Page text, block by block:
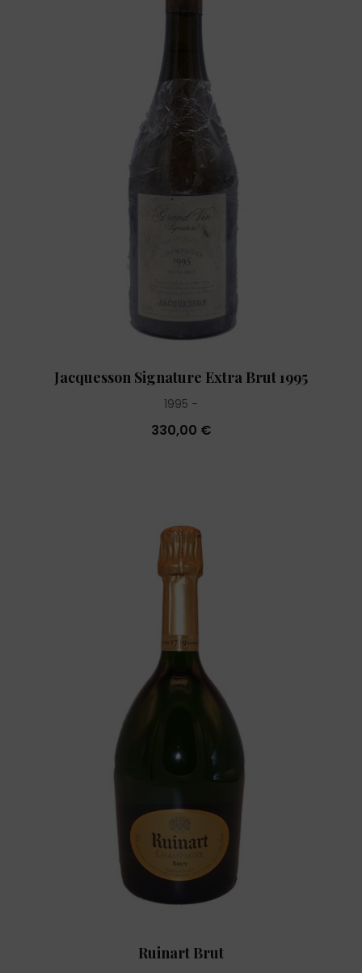
Jacquesson Signature Extra Brut 1995
1995
330,00 €
Ruinart Brut